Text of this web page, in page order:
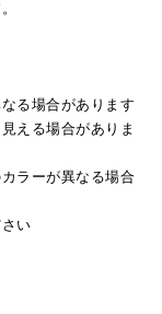
る場合があります
える場合がありま
ラーが異なる場合
い